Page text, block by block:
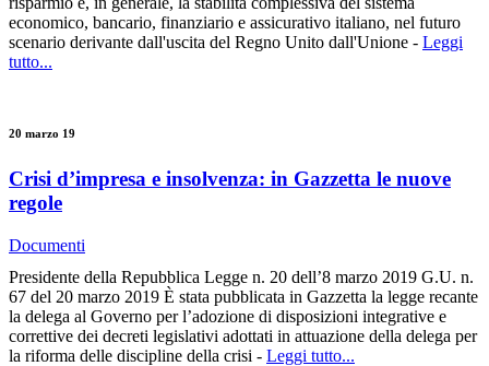
economico, bancario, finanziario e assicurativo italiano, nel futuro
scenario derivante dall'uscita del Regno Unito dall'Unione - Leggi
tutto...
20 marzo 19
Crisi d’impresa e insolvenza: in Gazzetta le nuove
regole
Documenti
Presidente della Repubblica Legge n. 20 dell’8 marzo 2019 G.U. n.
67 del 20 marzo 2019 È stata pubblicata in Gazzetta la legge recante
la delega al Governo per l’adozione di disposizioni integrative e
correttive dei decreti legislativi adottati in attuazione della delega per
la riforma delle discipline della crisi - Leggi tutto...